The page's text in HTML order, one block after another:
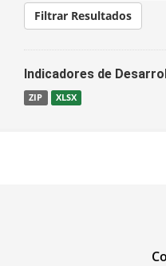
Filtrar Resultados
Indicadores de
ZIP XLSX